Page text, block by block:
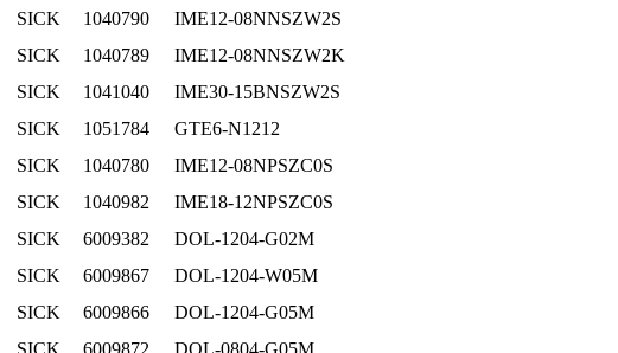
SICK
1040790
IME12-08NNSZW2S
SICK
1040789
IME12-08NNSZW2K
SICK
1041040
IME30-15BNSZW2S
SICK
1051784
GTE6-N1212
SICK
1040780
IME12-08NPSZC0S
SICK
1040982
IME18-12NPSZC0S
SICK
6009382
DOL-1204-G02M
SICK
6009867
DOL-1204-W05M
SICK
6009866
DOL-1204-G05M
SICK
6009872
DOL-0804-G05M